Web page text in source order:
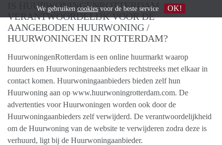
IS HUURWONINGENROTTERDAM
VERANTWOORDELIJK VOOR DE
AANGEBODEN HUURWONING /
HUURWONINGEN IN ROTTERDAM?
HuurwoningenRotterdam is een online huurmarkt waarop
huurders en Huurwoningenaanbieders rechtstreeks met elkaar in
contact komen. Huurwoningaanbieders bieden zelf hun
Huurwoning aan op www.huurwoningrotterdam.com. De
advertenties voor Huurwoningen worden ook door de
Huurwoningaanbieders zelf verwijderd. De verantwoordelijkheid
om de Huurwoning van de website te verwijderen zodra deze is
verhuurd, ligt bij de Huurwoningaanbieder.
We gebruiken cookies voor de beste service OK!